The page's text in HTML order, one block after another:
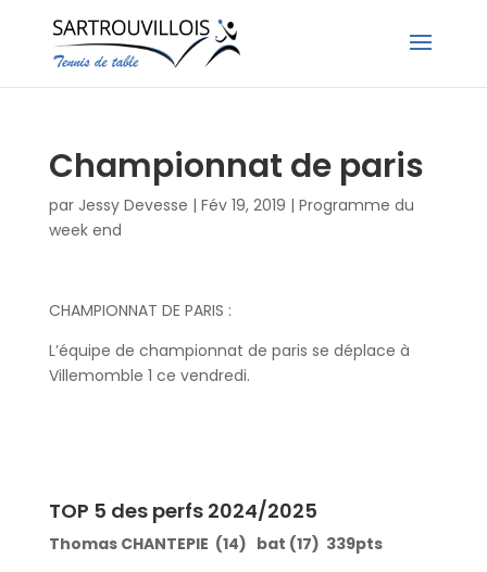
Championnat de paris
par Jessy Devesse | Fév 19, 2019 | Programme du
week end
CHAMPIONNAT DE PARIS :
L’équipe de championnat de paris se déplace à
Villemomble 1 ce vendredi.
TOP 5 des perfs 2024/2025
Thomas CHANTEPIE (14) bat (17) 339pts